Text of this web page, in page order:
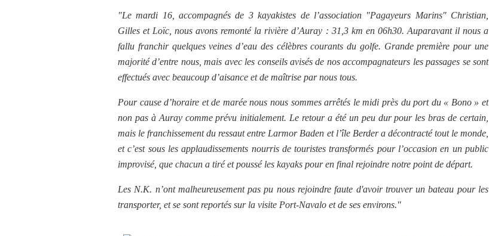
"Le mardi 16, accompagnés de 3 kayakistes de l’association "Pagayeurs Marins" Christian,
Gilles et Loïc, nous avons remonté la rivière d’Auray : 31,3 km en 06h30. Auparavant il nous a
fallu franchir quelques veines d’eau des célèbres courants du golfe. Grande première pour une
majorité d’entre nous, mais avec les conseils avisés de nos accompagnateurs les passages se sont
effectués avec beaucoup d’aisance et de maîtrise par nous tous.
Pour cause d’horaire et de marée nous nous sommes arrêtés le midi près du port du « Bono » et
non pas à Auray comme prévu initialement. Le retour a été un peu dur pour les bras de certain,
mais le franchissement du ressaut entre Larmor Baden et l’île Berder a décontracté tout le monde,
et c’est sous les applaudissements nourris de touristes transformés pour l’occasion en un public
improvisé, que chacun a tiré et poussé les kayaks pour en final rejoindre notre point de départ.
Les N.K. n’ont malheureusement pas pu nous rejoindre faute d'avoir trouver un bateau pour les
transporter, et se sont reportés sur la visite Port-Navalo et de ses environs."